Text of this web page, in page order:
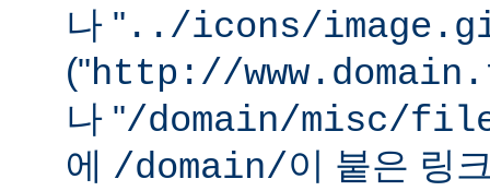
나 " ../icons/
("http://
나 "/domain/misc/
에 /domain/이 붙은 링